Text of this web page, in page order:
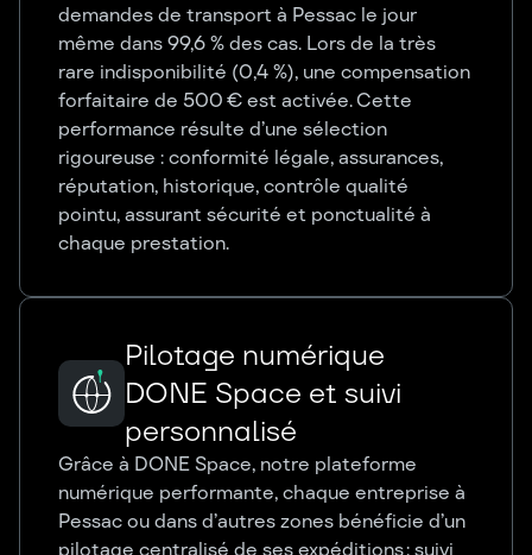
demandes de transport à Pessac le jour
même dans 99,6 % des cas. Lors de la très
rare indisponibilité (0,4 %), une compensation
forfaitaire de 500 € est activée. Cette
performance résulte d’une sélection
rigoureuse : conformité légale, assurances,
réputation, historique, contrôle qualité
pointu, assurant sécurité et ponctualité à
chaque prestation.
Pilotage numérique
DONE Space et suivi
personnalisé
Grâce à DONE Space, notre plateforme
numérique performante, chaque entreprise à
Pessac ou dans d’autres zones bénéficie d’un
pilotage centralisé de ses expéditions : suivi